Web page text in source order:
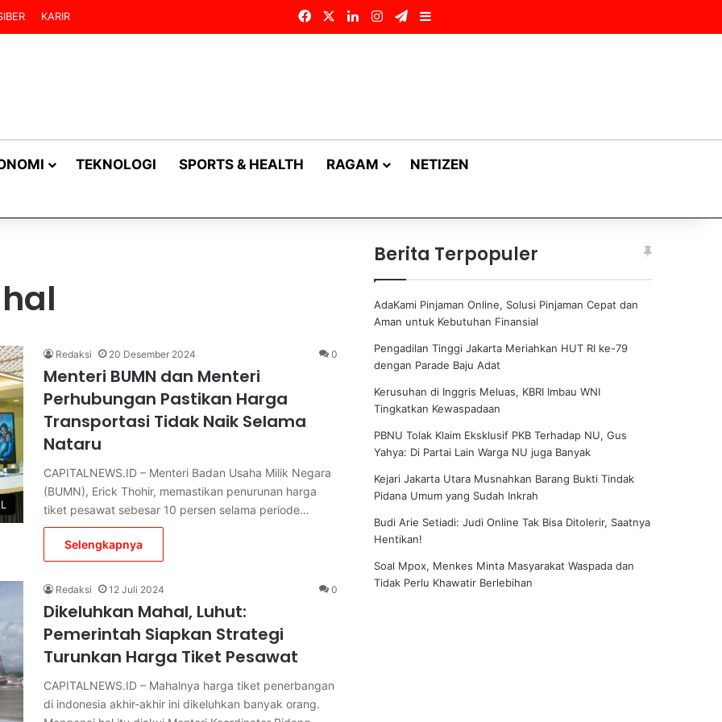
KARIR FacebookLinkedInInstagram
Telegram
Sidebar
TEKNOLOGI SPORTS & HEALTH RAGAM NETIZEN
Redaksi 20 Desember 2024 0
Menteri BUMN dan Menteri
Perhubungan Pastikan Harga
Transportasi Tidak Naik Selama
Nataru
CAPITALNEWS.ID – Menteri Badan Usaha Milik Negara
(BUMN), Erick Thohir, memastikan penurunan harga
tiket pesawat sebesar 10 persen selama periode…
Selengkapnya
Redaksi 12 Juli 2024 0
Dikeluhkan Mahal, Luhut:
Pemerintah Siapkan Strategi
Turunkan Harga Tiket Pesawat
CAPITALNEWS.ID – Mahalnya harga tiket penerbangan
di indonesia akhir-akhir ini dikeluhkan banyak orang.
Berita Terpopuler
AdaKami Pinjaman Online, Solusi Pinjaman Cepat dan
Aman untuk Kebutuhan Finansial
Pengadilan Tinggi Jakarta Meriahkan HUT RI ke-79
dengan Parade Baju Adat
Kerusuhan di Inggris Meluas, KBRI Imbau WNI
Tingkatkan Kewaspadaan
PBNU Tolak Klaim Eksklusif PKB Terhadap NU, Gus
Yahya: Di Partai Lain Warga NU juga Banyak
Kejari Jakarta Utara Musnahkan Barang Bukti Tindak
Pidana Umum yang Sudah Inkrah
Budi Arie Setiadi: Judi Online Tak Bisa Ditolerir, Saatnya
Hentikan!
Soal Mpox, Menkes Minta Masyarakat Waspada dan
Tidak Perlu Khawatir Berlebihan